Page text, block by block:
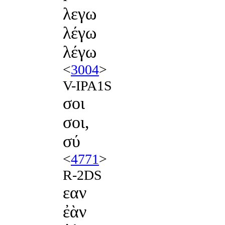
λεγω
λέγω
λέγω
<3004>
V-IPA1S
σοι
σοι,
σύ
<4771>
R-2DS
εαν
ἐὰν